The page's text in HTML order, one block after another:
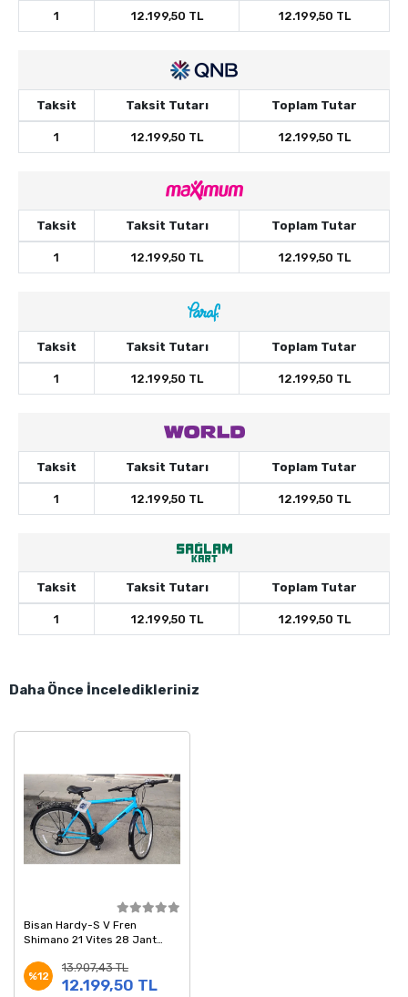
1 12.199,50 TL 12.199,50 TL
Taksit Taksit Tutarı Toplam Tutar
1 12.199,50 TL 12.199,50 TL
Taksit Taksit Tutarı Toplam Tutar
1 12.199,50 TL 12.199,50 TL
Taksit Taksit Tutarı Toplam Tutar
1 12.199,50 TL 12.199,50 TL
Taksit Taksit Tutarı Toplam Tutar
1 12.199,50 TL 12.199,50 TL
Taksit Taksit Tutarı Toplam Tutar
1 12.199,50 TL 12.199,50 TL
Daha Önce İnceledikleriniz
Bisan Hardy-S V Fren
Shimano 21 Vites 28 Jant
Kadro
%12
13.907,43 TL
12.199,50 TL